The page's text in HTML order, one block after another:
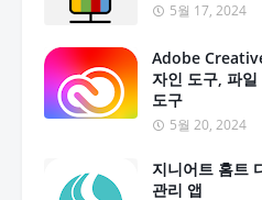
5월 17, 2024
Adobe
자인 도구, 파
도구
5월 20, 2024
지니어트 홈트
관리 앱